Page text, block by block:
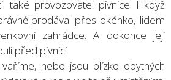
také provozovatel pivnice. I když
prodával přes okénko, lidem
zahrádce. A dokonce její
před pivnicí.
nebo jsou blízko obytných